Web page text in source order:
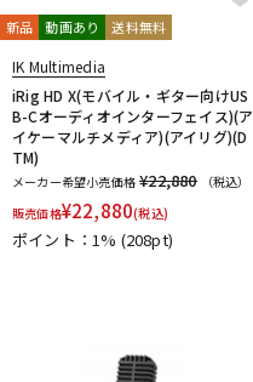
新品 動画あり 送料無料
IK Multimedia
iRig HD X(モバイル・ギター向けUS
B-Cオーディオインターフェイス)(ア
イケーマルチメディア)(アイリグ)(D
TM)
メーカー希望小売価格 ¥22,880
（税込）
販売価格¥22,880(税込)
ポイント：1% (208pt)